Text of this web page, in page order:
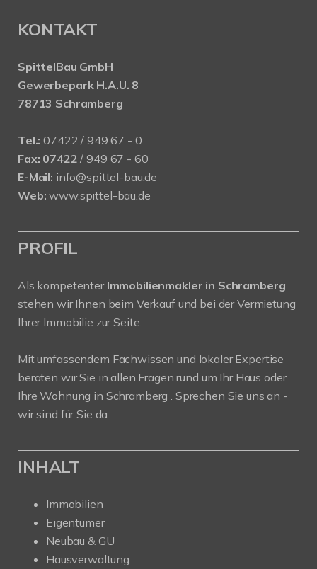
KONTAKT
SpittelBau GmbH
Gewerbepark H.A.U. 8
78713 Schramberg
Tel.: 07422 / 949 67 - 0
Fax: 07422 / 949 67 - 60
E-Mail: info@spittel-bau.de
Web: www.spittel-bau.de
PROFIL
Als kompetenter Immobilienmakler in Schramberg
stehen wir Ihnen beim Verkauf und bei der Vermietung
Ihrer Immobilie zur Seite.
Mit umfassendem Fachwissen und lokaler Expertise
beraten wir Sie in allen Fragen rund um Ihr Haus oder
Ihre Wohnung in Schramberg . Sprechen Sie uns an -
wir sind für Sie da.
INHALT
Immobilien
Eigentümer
Neubau & GU
Hausverwaltung